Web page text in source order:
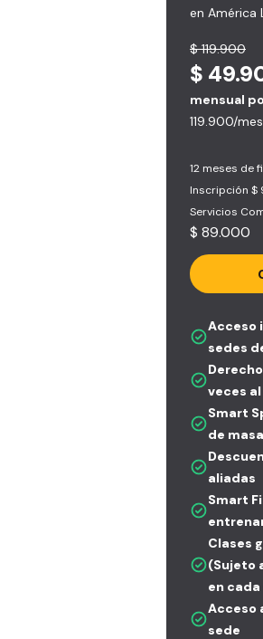
en América
$ 119.900
$
mensual
119.900/mes
12 meses de
Inscripción $
Servicios
$ 89.000
Acceso
sedes
veces
Smart
de
aliadas
Smart
Clases
(Sujeto
en
Acceso
sede